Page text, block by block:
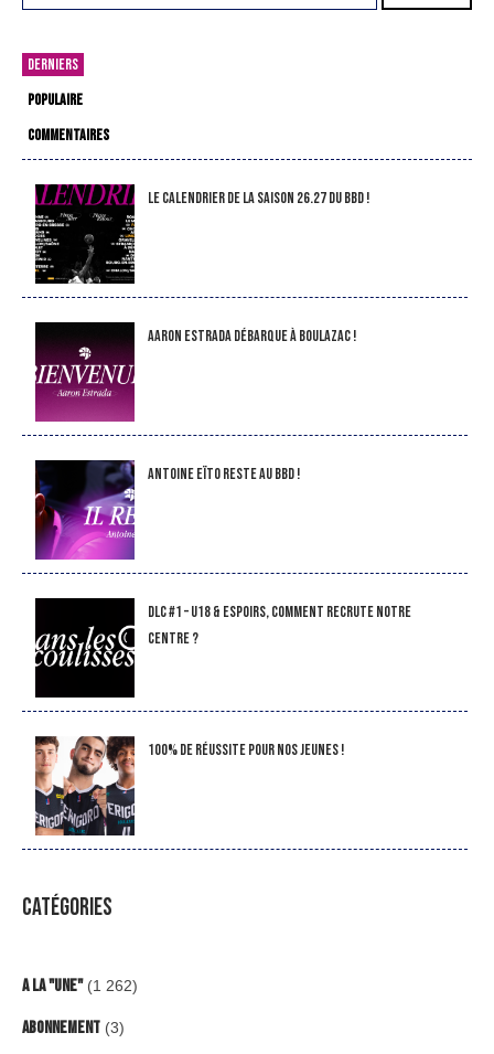
DERNIERS
POPULAIRE
COMMENTAIRES
LE CALENDRIER DE LA SAISON 26.27 DU BBD !
Aaron Estrada débarque à Boulazac !
Antoine Eïto reste au BBD !
DLC #1 – U18 & Espoirs, comment recrute notre
Centre ?
100% de réussite pour nos jeunes !
CATÉGORIES
A la "Une"(1 262)
Abonnement (3)